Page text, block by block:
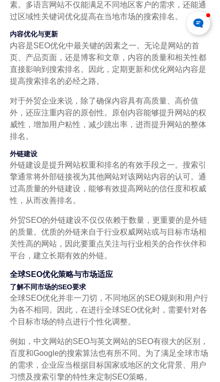
素。多语言网站不仅能满足不同地区客户的需求，还能通
过区域性关键词优化提高在当地市场的搜索排名。
内容优化与更新
内容是SEO优化中最关键的因素之一。无论是网站的首
页、产品页面，还是博客和文章，内容的质量和相关性都
直接影响到搜索排名。因此，定期更新和优化网站内容是
提高搜索排名的必经之路。
对于外贸企业来说，除了确保内容具有高质量、高价值
外，还应注重内容的原创性。原创内容能够提升网站的权
威性，增加用户粘性，减少跳出率，进而提升网站的整体
排名。
外链建设
外链建设是提升网站权重和排名的有效手段之一。搜索引
擎通常将外部链接视为其他网站对该网站内容的认可。通
过高质量的外链建设，能够有效提高网站的信任度和权威
性，从而改善排名。
外贸SEO的外链建设不仅仅依赖于数量，更重要的是外链
的质量。优质的外链来自于行业权威网站或与目标市场相
关性高的网站，因此要重点关注与行业相关的合作伙伴和
平台，建立长期有效的外链。
全球SEO优化策略与市场适应
了解不同市场的SEO要求
全球SEO优化并非一刀切，不同地区的SEO规则和用户行
为各不相同。因此，在进行全球SEO优化时，需要针对各
个目标市场的特点进行个性化调整。
例如，中文网站的SEO与英文网站的SEO有很大的区别，
百度和Google的搜索算法也有所不同。为了满足全球市场
的需求，企业应当根据目标国家或地区的文化背景、用户
习惯及搜索引擎的特性来定制SEO策略。